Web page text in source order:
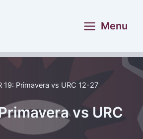
Menu
19: Primavera vs URC 12-27
vs URC